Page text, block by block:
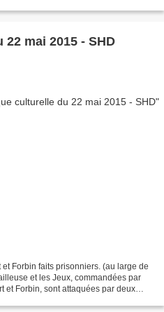
mai 2015 - SHD
Forbin faits prisonniers. (au large de
et les Jeux, commandées par
et Forbin, sont attaquées par deux